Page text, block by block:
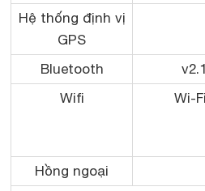
Hệ thống định vị
GPS
Bluetooth
Wifi
Wi-
Hồng ngoại